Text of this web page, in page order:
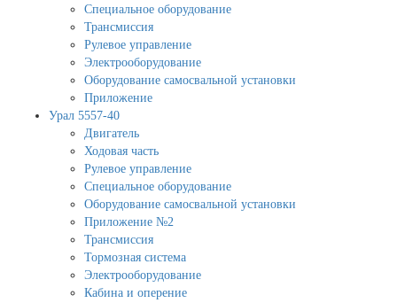
Специальное оборудование
Трансмиссия
Рулевое управление
Электрооборудование
Оборудование самосвальной установки
Приложение
Урал 5557-40
Двигатель
Ходовая часть
Рулевое управление
Специальное оборудование
Оборудование самосвальной установки
Приложение №2
Трансмиссия
Тормозная система
Электрооборудование
Кабина и оперение